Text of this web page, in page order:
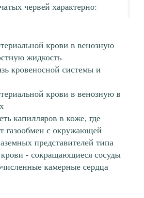
червей характерно:
крови в венозную
жидкость
кровеносной системы и
крови в венозную в
капилляров в коже, где
газообмен с окружающей
представителей типа
крови - сокращающиеся сосуды
камерные сердца